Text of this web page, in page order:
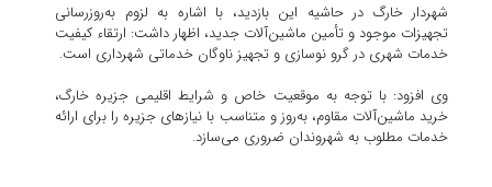
شهردار خارگ در حاشیه این بازدید، با اشاره به لزوم به‌روزرسانی
تجهیزات موجود و تأمین ماشین‌آلات جدید، اظهار داشت: ارتقاء کیفیت
خدمات شهری در گرو نوسازی و تجهیز ناوگان خدماتی شهرداری است.
وی افزود: با توجه به موقعیت خاص و شرایط اقلیمی جزیره خارگ،
خرید ماشین‌آلات مقاوم، به‌روز و متناسب با نیازهای جزیره را برای ارائه
خدمات مطلوب به شهروندان ضروری می‌سازد.